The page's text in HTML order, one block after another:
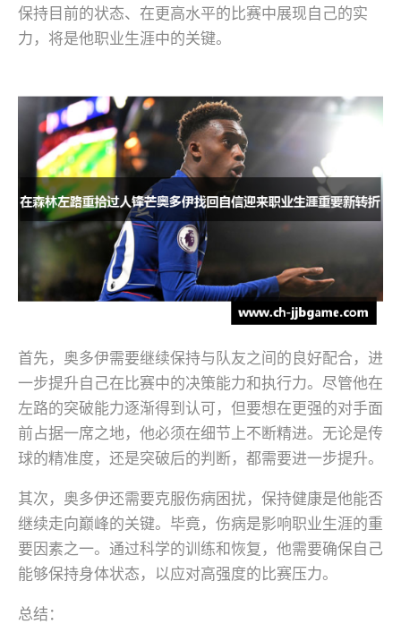
保持目前的状态、在更高水平的比赛中展现自己的实
力，将是他职业生涯中的关键。
首先，奥多伊需要继续保持与队友之间的良好配合，进
一步提升自己在比赛中的决策能力和执行力。尽管他在
左路的突破能力逐渐得到认可，但要想在更强的对手面
前占据一席之地，他必须在细节上不断精进。无论是传
球的精准度，还是突破后的判断，都需要进一步提升。
其次，奥多伊还需要克服伤病困扰，保持健康是他能否
继续走向巅峰的关键。毕竟，伤病是影响职业生涯的重
要因素之一。通过科学的训练和恢复，他需要确保自己
能够保持身体状态，以应对高强度的比赛压力。
总结：